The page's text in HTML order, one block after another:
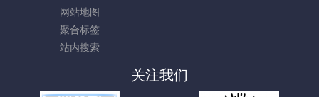
聚合标签
站内搜索